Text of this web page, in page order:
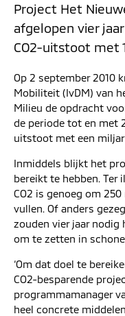
Project Het
afgelopen vier
CO2-uitstoot met
Op 2 september 2010
Mobiliteit (IvDM) van
Milieu de opdracht
de periode tot en met
uitstoot met een
Inmiddels blijkt het
bereikt te hebben.
CO2 is genoeg om
vullen. Of anders
zouden vier jaar nodig
om te zetten in
‘Om dat doel te
CO2-besparende
programmamanager
heel concrete